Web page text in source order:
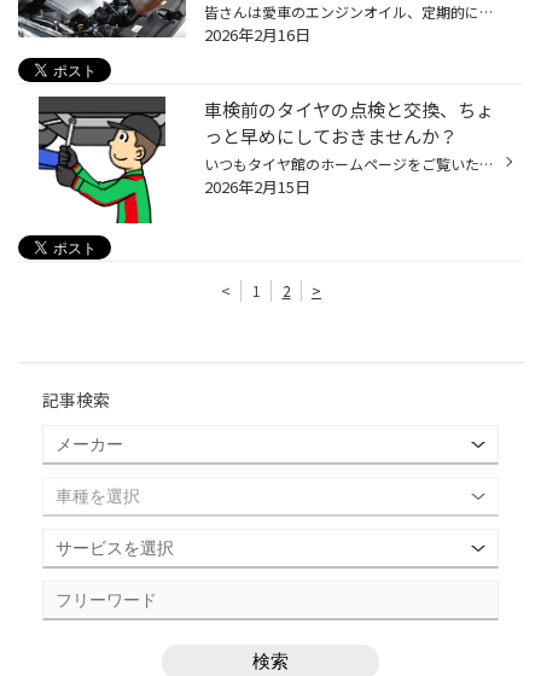
皆さんは愛車のエンジンオイル、定期的に交換していますか? 大切な愛車のコンディションを保つだけではなく、楽しく安全にドライブするためには 定期的なエンジンオイル交換はとても大切です。 【エンジンオイル交換しないとどうなるの？】 エンジンオイルは、エンジン内部の部品がスムーズに動くよ...
2026年2月16日
車検前のタイヤの点検と交換、ちょ
っと早めにしておきませんか？
いつもタイヤ館のホームページをご覧いただきありがとうございます。 本日は、、、、、 車検前のタイヤの点検と交換に関する話題です 車検が近いけど、できるだけお金はかけたくない。 タイヤもそろそろ溝が無くなってきた。。。。 タイヤ探しのタイミングは、交換を考えている１～２か月前がいいか...
2026年2月15日
< 1 2 >
記事検索